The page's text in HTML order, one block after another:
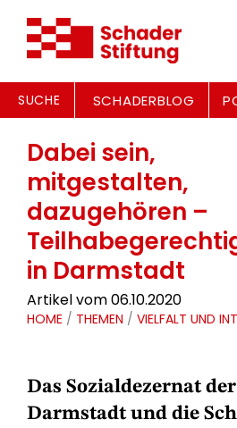
SUCHE SCHADERBLOG
Dabei sein,
mitgestalten,
dazugehören –
in Darmstadt
Artikel vom 06.10.2020
HOME / THEMEN / VIELFALT UND
Das Sozialdezernat
Darmstadt und die